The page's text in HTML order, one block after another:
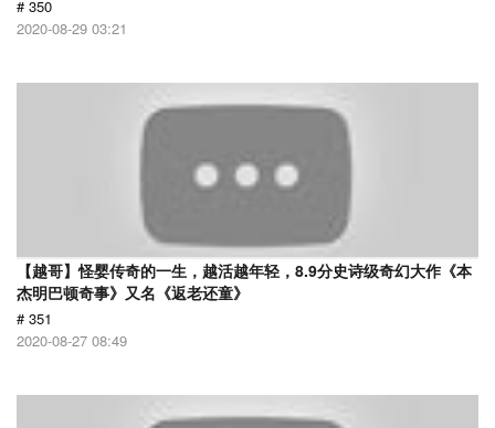
# 350
2020-08-29 03:21
【越哥】怪婴传奇的一生，越活越年轻，8.9分史诗级奇幻大作《本
杰明巴顿奇事》又名《返老还童》
# 351
2020-08-27 08:49